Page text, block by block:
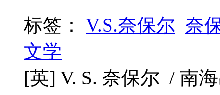
标签： V.S.奈保尔 奈
文学
[英] V. S. 奈保尔 / 南